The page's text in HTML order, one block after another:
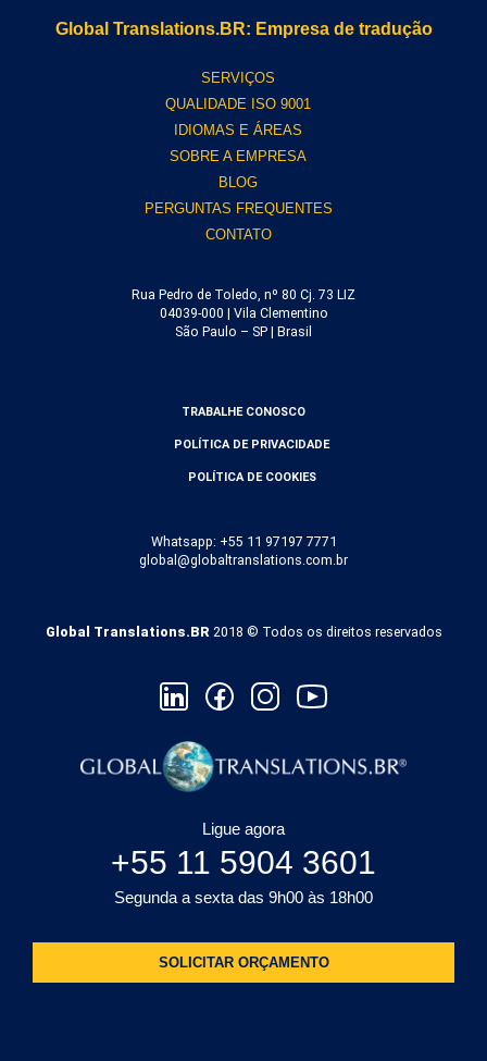
Global Translations.BR: Empresa de tradução
SERVIÇOS
QUALIDADE ISO 9001
IDIOMAS E ÁREAS
SOBRE A EMPRESA
BLOG
PERGUNTAS FREQUENTES
CONTATO
Rua Pedro de Toledo, nº 80 Cj. 73 LIZ
04039-000 | Vila Clementino
São Paulo – SP | Brasil
TRABALHE CONOSCO
POLÍTICA DE PRIVACIDADE
POLÍTICA DE COOKIES
Whatsapp: +55 11 97197 7771
global@globaltranslations.com.br
Global Translations.BR2018 © Todos os direitos reservados
Ligue agora
+55 11 5904 3601
Segunda a sexta das 9h00 às 18h00
SOLICITAR ORÇAMENTO